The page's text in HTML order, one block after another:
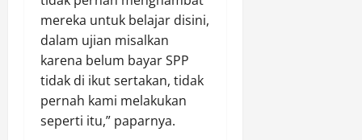
mereka untuk belajar disini,
dalam ujian misalkan
karena belum bayar SPP
tidak di ikut sertakan, tidak
pernah kami melakukan
seperti itu,” paparnya.